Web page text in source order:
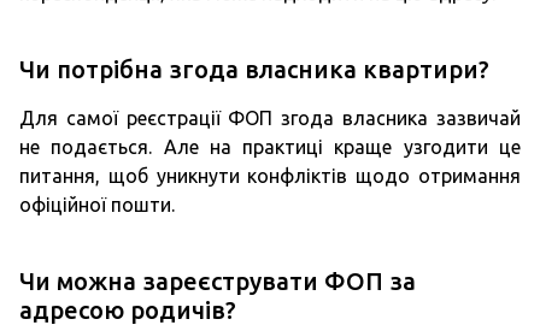
Чи потрібна згода власника квартири?
Для самої реєстрації ФОП згода власника зазвичай
не подається. Але на практиці краще узгодити це
питання, щоб уникнути конфліктів щодо отримання
офіційної пошти.
Чи можна зареєструвати ФОП за
адресою родичів?